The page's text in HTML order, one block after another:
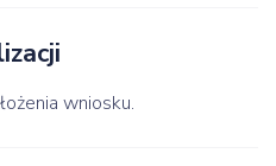
wniosku.